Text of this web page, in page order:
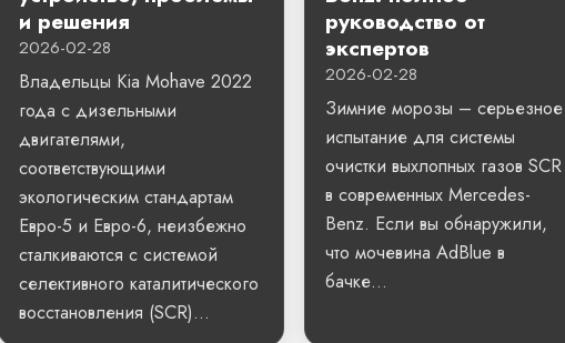
и решения
2026-02-28
Владельцы Kia Mohave 2022
года с дизельными
двигателями,
соответствующими
экологическим стандартам
Евро-5 и Евро-6, неизбежно
сталкиваются с системой
селективного каталитического
восстановления (SCR)...
руководство от
экспертов
2026-02-28
Зимние морозы – серьезное
испытание для системы
очистки выхлопных газов SCR
в современных Mercedes-
Benz. Если вы обнаружили,
что мочевина AdBlue в
бачке...